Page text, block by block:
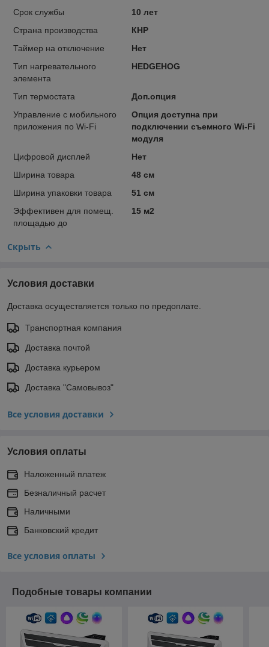
Срок службы
10 лет
Страна производства
КНР
Таймер на отключение
Нет
Тип нагревательного
элемента
HEDGEHOG
Тип термостата
Доп.опция
Управление c мобильного
приложения по Wi-Fi
Опция доступна при
подключении съемного Wi-Fi
модуля
Цифровой дисплей
Нет
Ширина товара
48 см
Ширина упаковки товара
51 см
Эффективен для помещ.
площадью до
15 м2
Скрыть
Условия доставки
Доставка осуществляется только по предоплате.
Транспортная компания
Доставка почтой
Доставка курьером
Доставка "Самовывоз"
Все условия доставки
Условия оплаты
Наложенный платеж
Безналичный расчет
Наличными
Банковский кредит
Все условия оплаты
Подобные товары компании